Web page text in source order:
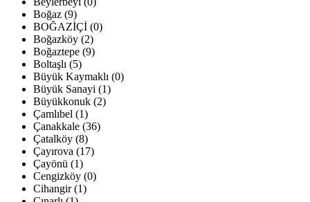
Boğaz (9)
BOĞAZİÇİ (0)
Boğazköy (2)
Boğaztepe (9)
Boltaşlı (5)
Büyük Kaymaklı (0)
Büyük Sanayi (1)
Büyükkonuk (2)
Çamlıbel (1)
Çanakkale (36)
Çatalköy (8)
Çayırova (17)
Çayönü (1)
Cengizköy (0)
Cihangir (1)